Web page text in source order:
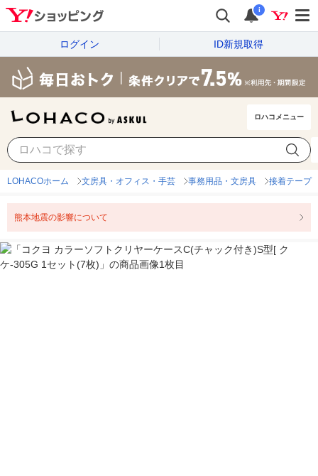
i
ログイン ID新規取得
ロハコメニュー
LOHACOホーム 文房具・オフィス・手芸 事務用品・文房具 接着テープ
熊本地震の影響について